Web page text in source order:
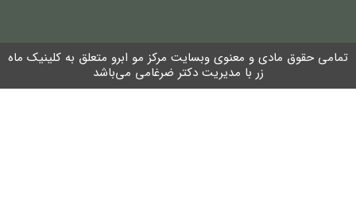
تمامی حقوق مادی و معنوی وبسایت مرکز مو ابرو متعلق به کلینیک ماه
زر با مدیریت دکتر ضرغامی می‌باشد